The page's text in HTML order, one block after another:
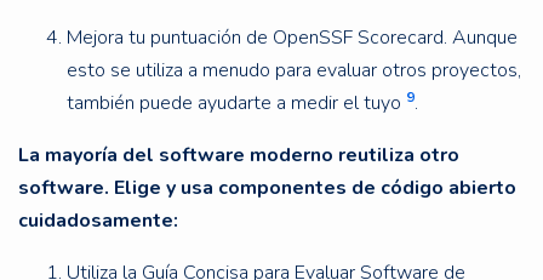
Mejora tu puntuación de OpenSSF Scorecard. Aunque
esto se utiliza a menudo para evaluar otros proyectos,
también puede ayudarte a medir el tuyo 9.
La mayoría del software moderno reutiliza otro
software. Elige y usa componentes de código abierto
cuidadosamente:
Utiliza la Guía Concisa para Evaluar Software de